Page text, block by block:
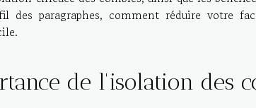
des paragraphes, comment réduire votre
de l'isolation des